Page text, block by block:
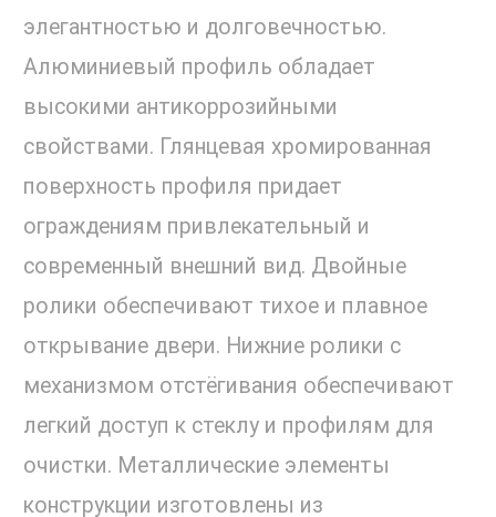
элегантностью и долговечностью.
Алюминиевый профиль обладает
высокими антикоррозийными
свойствами. Глянцевая хромированная
поверхность профиля придает
ограждениям привлекательный и
современный внешний вид. Двойные
ролики обеспечивают тихое и плавное
открывание двери. Нижние ролики с
механизмом отстёгивания обеспечивают
легкий доступ к стеклу и профилям для
очистки. Металлические элементы
конструкции изготовлены из